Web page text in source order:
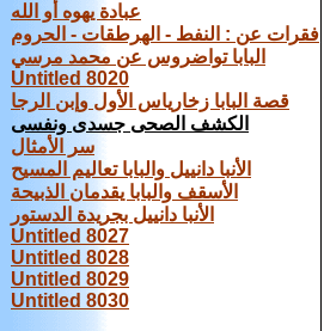
عبادة يهوه أو الله
فقرات عن : النفط - الهرطقات - الحروم
البابا تواضروس عن محمد مرسي
Untitled 8020
قصة البابا زخارياس الأول وإبن الرجا
الكشف الصحى جسدى ونفسى
سر الأمثال
الأنبا دانييل والبابا تعاليم المسيح
الأسقف والبابا يقدمان الذبيحة
الأنبا دانييل بجريدة الدستور
Untitled 8027
Untitled 8028
Untitled 8029
Untitled 8030